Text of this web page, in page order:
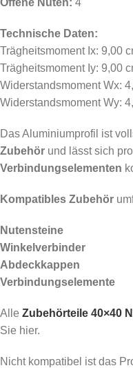
Offene Nuten: 4
Technische Daten:
Trägheitsmoment Ix: 9,00
Trägheitsmoment Iy: 9,00
Widerstandsmoment Wx:
Widerstandsmoment Wy:
Das Aluminiumprofil ist
Zubehör und lässt sich
Verbindungselementen
Kompatibles Zubehör
Nutensteine
Winkelverbinder
Abdeckkappen
Verbindungselemente
Alle Zubehörteile 40×40
Sie hier.
Nicht kompatibel ist das